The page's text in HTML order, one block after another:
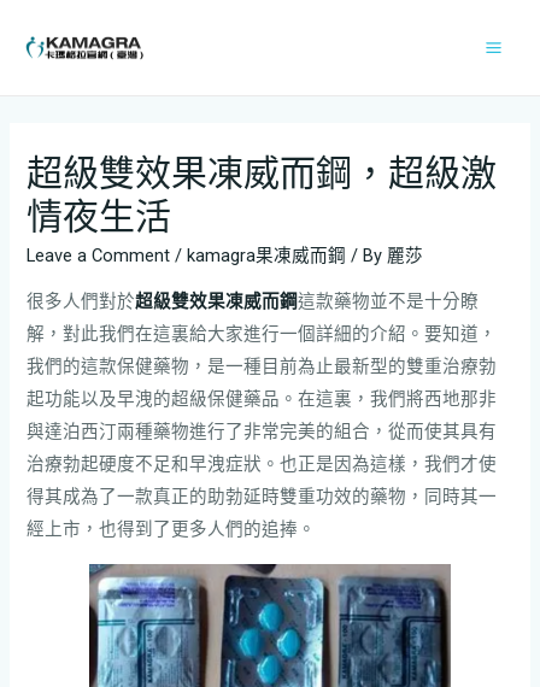
超級雙效果凍威而鋼，超級激
情夜生活
Leave a Comment /kamagra果凍威而鋼 / By 麗莎
很多人們對於超級雙效果凍威而鋼這款藥物並不是十分瞭
解，對此我們在這裏給大家進行一個詳細的介紹。要知道，
我們的這款保健藥物，是一種目前為止最新型的雙重治療勃
起功能以及早洩的超級保健藥品。在這裏，我們將西地那非
與達泊西汀兩種藥物進行了非常完美的組合，從而使其具有
治療勃起硬度不足和早洩症狀。也正是因為這樣，我們才使
得其成為了一款真正的助勃延時雙重功效的藥物，同時其一
經上市，也得到了更多人們的追捧。